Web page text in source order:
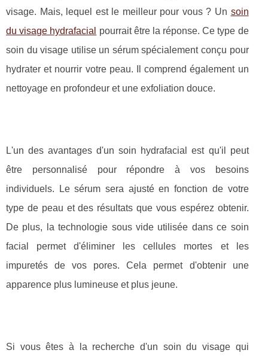
visage. Mais, lequel est le meilleur pour vous ? Un soin
du visage hydrafacial
pourrait être la réponse. Ce type de
soin du visage utilise un sérum spécialement conçu pour
hydrater et nourrir votre peau. Il comprend également un
nettoyage en profondeur et une exfoliation douce.
L'un des avantages d'un soin hydrafacial est qu'il peut
être personnalisé pour répondre à vos besoins
individuels. Le sérum sera ajusté en fonction de votre
type de peau et des résultats que vous espérez obtenir.
De plus, la technologie sous vide utilisée dans ce soin
facial permet d'éliminer les cellules mortes et les
impuretés de vos pores. Cela permet d'obtenir une
apparence plus lumineuse et plus jeune.
Si vous êtes à la recherche d'un soin du visage qui